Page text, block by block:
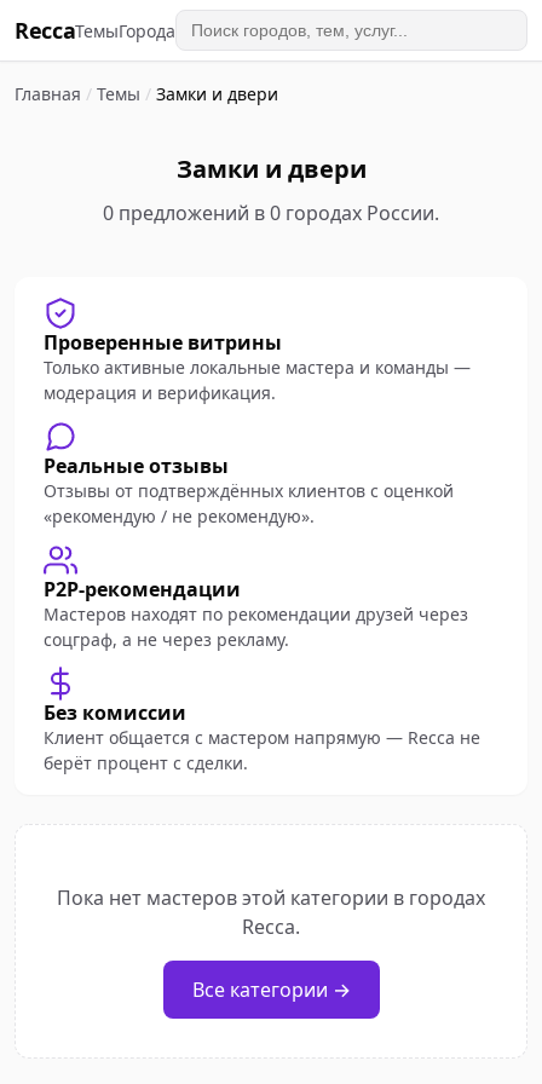
ReccaТемыГорода
Главная / Темы / Замки и двери
Замки и двери
0 предложений в 0 городах России.
Проверенные витрины
Только активные локальные мастера и команды —
модерация и верификация.
Реальные отзывы
Отзывы от подтверждённых клиентов с оценкой
«рекомендую / не рекомендую».
P2P-рекомендации
Мастеров находят по рекомендации друзей через
соцграф, а не через рекламу.
Без комиссии
Клиент общается с мастером напрямую — Recca не
берёт процент с сделки.
Пока нет мастеров этой категории в городах
Recca.
Все категории →